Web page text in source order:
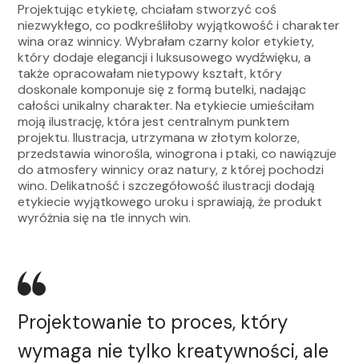
Projektując etykietę, chciałam stworzyć coś
niezwykłego, co podkreśliłoby wyjątkowość i charakter
wina oraz winnicy. Wybrałam czarny kolor etykiety,
który dodaje elegancji i luksusowego wydźwięku, a
także opracowałam nietypowy kształt, który
doskonale komponuje się z formą butelki, nadając
całości unikalny charakter. Na etykiecie umieściłam
moją ilustrację, która jest centralnym punktem
projektu. Ilustracja, utrzymana w złotym kolorze,
przedstawia winorośla, winogrona i ptaki, co nawiązuje
do atmosfery winnicy oraz natury, z której pochodzi
wino. Delikatność i szczegółowość ilustracji dodają
etykiecie wyjątkowego uroku i sprawiają, że produkt
wyróżnia się na tle innych win.
Projektowanie to proces, który
wymaga nie tylko kreatywności, ale